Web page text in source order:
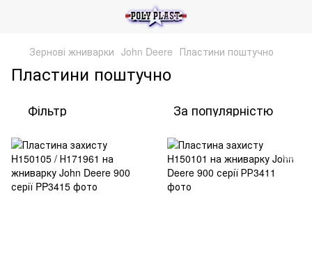
Зернові жниварки John Deere Пластини поштучно
Пластини поштучно
Фільтр За популярністю